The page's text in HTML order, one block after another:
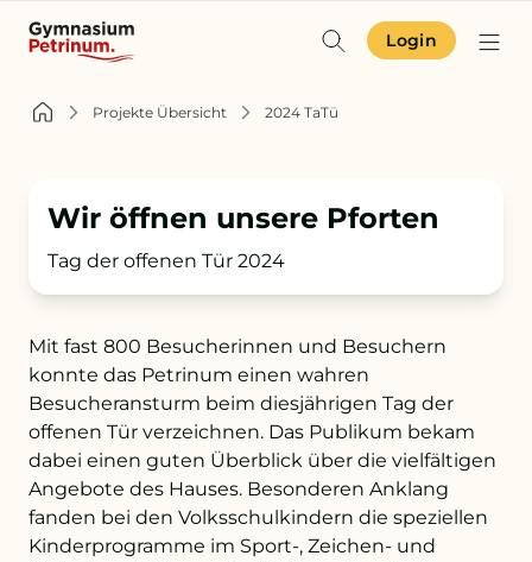
Identität & Angebot
Schulgemeinschaft
Orientierung
Zur Terminübersicht
Zum Schulkompass
Zur Aufnahme
Login
Projekte Übersicht 2024 TaTü
Wir öffnen unsere Pforten
Tag der offenen Tür 2024
Mit fast 800 Besucherinnen und Besuchern
konnte das Petrinum einen wahren
Besucheransturm beim diesjährigen Tag der
offenen Tür verzeichnen. Das Publikum bekam
dabei einen guten Überblick über die vielfältigen
Angebote des Hauses. Besonderen Anklang
fanden bei den Volksschulkindern die speziellen
Kinderprogramme im Sport-, Zeichen- und